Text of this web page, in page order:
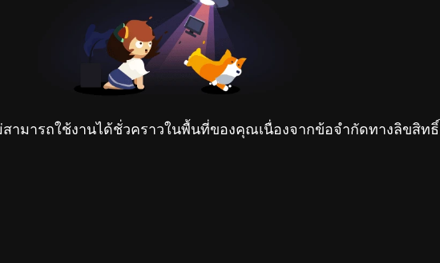
ามารถใช้งานได้ชั่วคราวในพื้นที่ของคุณเนื่องจากข้อจำกัดทางลิขสิทธิ์